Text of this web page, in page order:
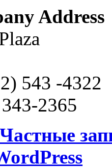
Address
543 -4322
2365
Частные